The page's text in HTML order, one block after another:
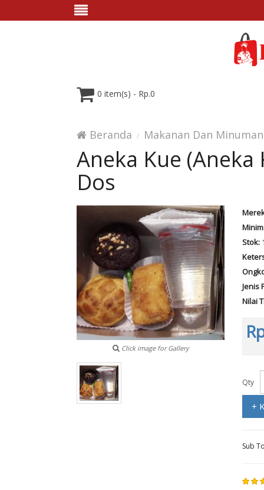
0 item(s) - Rp.0
Beranda Makanan Dan Minuman
Aneka Kue (Aneka
Dos
Click image for Gallery
Stok:
Jenis
Nilai
Qty
+
Sub